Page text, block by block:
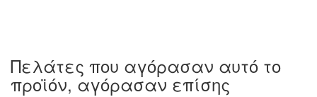
Πελάτες που αγόρασαν αυτό το
προϊόν, αγόρασαν επίσης